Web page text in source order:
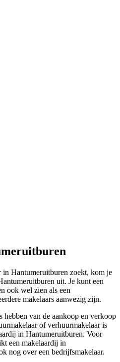
in Hantumeruitburen zoekt, kom je
uit. Je kunt een
ook wel zien als een
makelaars aanwezig zijn.
hebben van de aankoop en verkoop
of verhuurmakelaar is
in Hantumeruitburen. Voor
een makelaardij in
nog over een bedrijfsmakelaar.